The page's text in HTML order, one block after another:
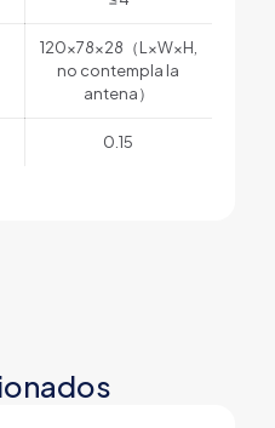
120×78×28（L×W×H,
no contempla la
antena）
0.15